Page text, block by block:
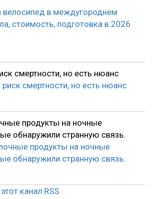
смертности, но есть нюанс
продукты на ночные
обнаружили странную связь.
канал RSS